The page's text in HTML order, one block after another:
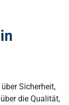
Sicherheit,
die Qualität,